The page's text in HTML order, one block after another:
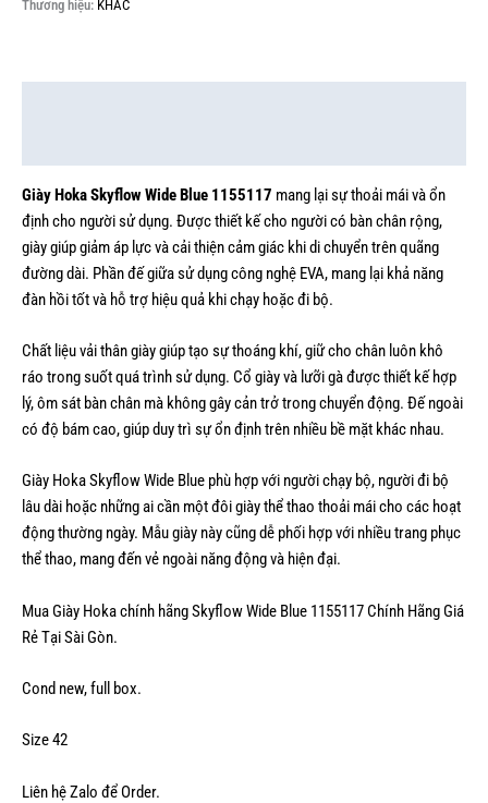
Thương hiệu: KHÁC
Giày Hoka Skyflow Wide Blue 1155117 mang lại sự thoải mái và ổn
định cho người sử dụng. Được thiết kế cho người có bàn chân rộng,
giày giúp giảm áp lực và cải thiện cảm giác khi di chuyển trên quãng
đường dài. Phần đế giữa sử dụng công nghệ EVA, mang lại khả năng
đàn hồi tốt và hỗ trợ hiệu quả khi chạy hoặc đi bộ.
Chất liệu vải thân giày giúp tạo sự thoáng khí, giữ cho chân luôn khô
ráo trong suốt quá trình sử dụng. Cổ giày và lưỡi gà được thiết kế hợp
lý, ôm sát bàn chân mà không gây cản trở trong chuyển động. Đế ngoài
có độ bám cao, giúp duy trì sự ổn định trên nhiều bề mặt khác nhau.
Giày Hoka Skyflow Wide Blue phù hợp với người chạy bộ, người đi bộ
lâu dài hoặc những ai cần một đôi giày thể thao thoải mái cho các hoạt
động thường ngày. Mẫu giày này cũng dễ phối hợp với nhiều trang phục
thể thao, mang đến vẻ ngoài năng động và hiện đại.
Mua Giày Hoka chính hãng Skyflow Wide Blue 1155117 Chính Hãng Giá
Rẻ Tại Sài Gòn.
Cond new, full box.
Size 42
Liên hệ Zalo để Order.